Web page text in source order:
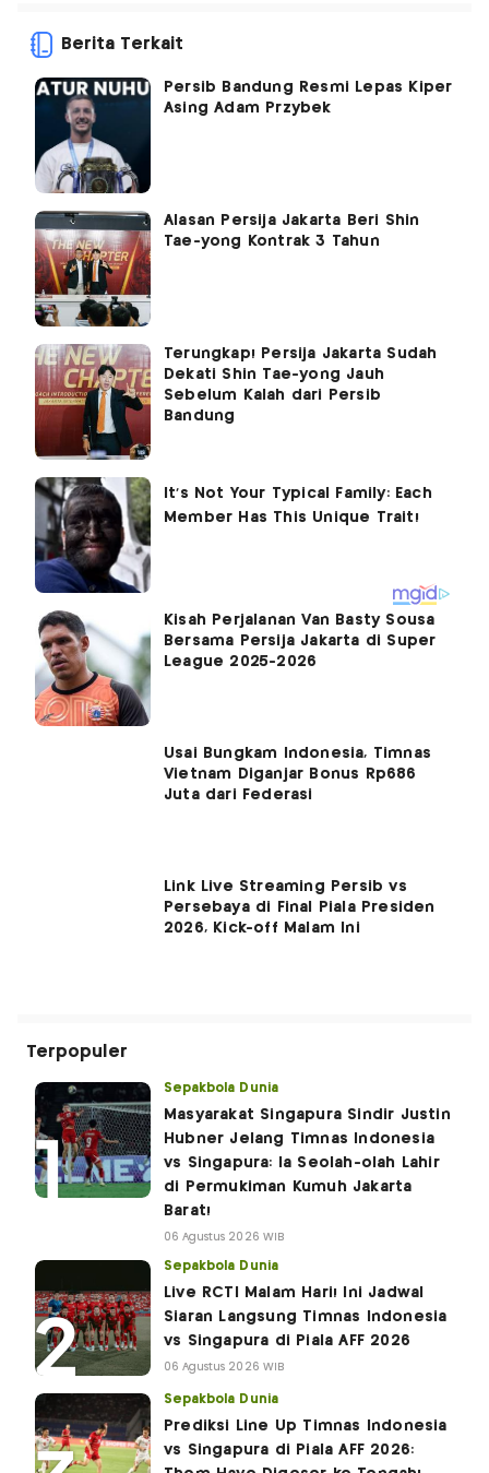
Berita Terkait
Persib Bandung Resmi Lepas Kiper
Asing Adam Przybek
Alasan Persija Jakarta Beri Shin
Tae-yong Kontrak 3 Tahun
Terungkap! Persija Jakarta Sudah
Dekati Shin Tae-yong Jauh
Sebelum Kalah dari Persib
Bandung
Kisah Perjalanan Van Basty Sousa
Bersama Persija Jakarta di Super
League 2025-2026
Usai Bungkam Indonesia, Timnas
Vietnam Diganjar Bonus Rp686
Juta dari Federasi
Link Live Streaming Persib vs
Persebaya di Final Piala Presiden
2026, Kick-off Malam Ini
Terpopuler
Sepakbola Dunia
Masyarakat Singapura Sindir Justin
Hubner Jelang Timnas Indonesia
vs Singapura: Ia Seolah-olah Lahir
di Permukiman Kumuh Jakarta
Barat!
06 Agustus 2026 WIB
Sepakbola Dunia
Live RCTI Malam Hari! Ini Jadwal
Siaran Langsung Timnas Indonesia
vs Singapura di Piala AFF 2026
06 Agustus 2026 WIB
Sepakbola Dunia
Prediksi Line Up Timnas Indonesia
vs Singapura di Piala AFF 2026: